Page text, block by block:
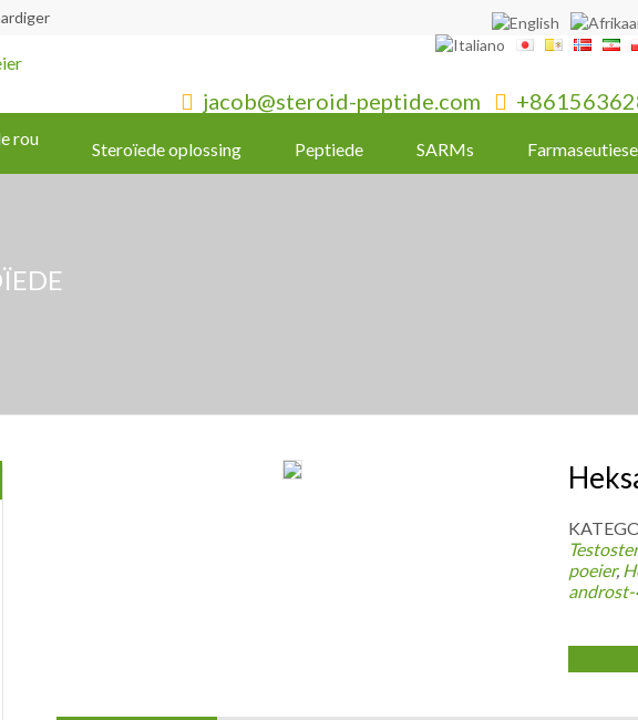
 jacob@steroid-peptide.com 
rou
Steroïede oplossing Peptiede SARMs
poeier,